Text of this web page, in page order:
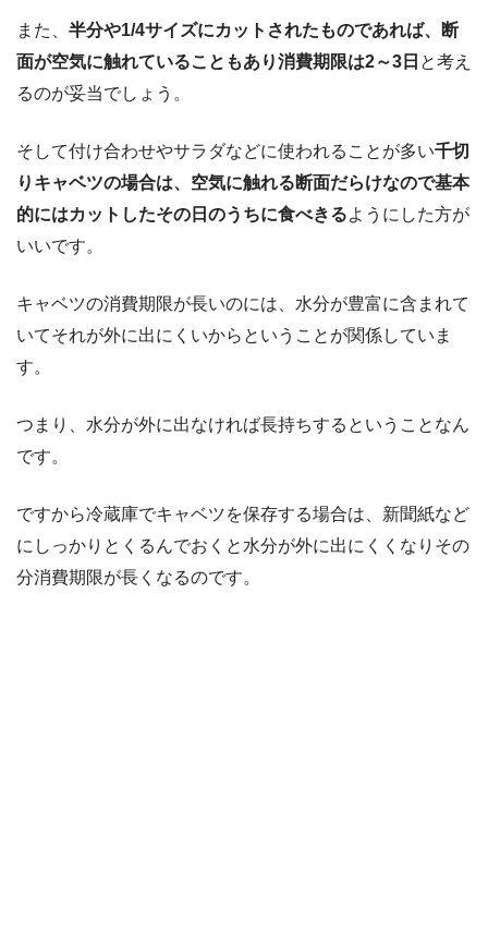
また、 半分や1/4サイズにカットされたものであれば、断
面が空気に触れていることもあり消費期限は2～3日 と考え
るのが妥当でしょう。
そして付け合わせやサラダなどに使われることが多い千切
りキャベツの場合は、空気に触れる断面だらけなので基本
的にはカットしたその日のうちに食べきるようにした方が
いいです。
キャベツの消費期限が長いのには、水分が豊富に含まれて
いてそれが外に出にくいからということが関係していま
す。
つまり、水分が外に出なければ長持ちするということなん
です。
ですから冷蔵庫でキャベツを保存する場合は、新聞紙など
にしっかりとくるんでおくと水分が外に出にくくなりその
分消費期限が長くなるのです。